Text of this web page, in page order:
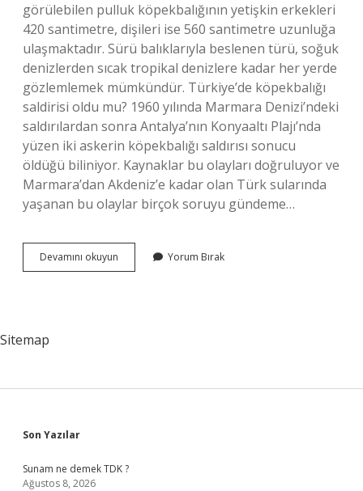
görülebilen pulluk köpekbalığının yetişkin erkekleri
420 santimetre, dişileri ise 560 santimetre uzunluğa
ulaşmaktadır. Sürü balıklarıyla beslenen türü, soğuk
denizlerden sıcak tropikal denizlere kadar her yerde
gözlemlemek mümkündür. Türkiye’de köpekbalığı
saldirisi oldu mu? 1960 yılında Marmara Denizi’ndeki
saldırılardan sonra Antalya’nın Konyaaltı Plajı’nda
yüzen iki askerin köpekbalığı saldırısı sonucu
öldüğü biliniyor. Kaynaklar bu olayları doğruluyor ve
Marmara’dan Akdeniz’e kadar olan Türk sularında
yaşanan bu olaylar birçok soruyu gündeme…
Devamını okuyun Türkiyede
Köpek
Yorum Bırak
Sitemap
Sidebar
Son Yazılar
Sunam ne demek TDK ?
Ağustos 8, 2026